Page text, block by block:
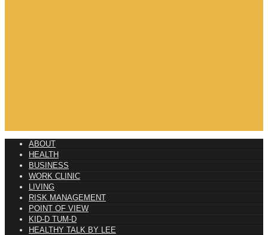
ABOUT
HEALTH
BUSINESS
WORK CLINIC
LIVING
RISK MANAGEMENT
POINT OF VIEW
KID-D TUM-D
HEALTHY TALK BY LEE